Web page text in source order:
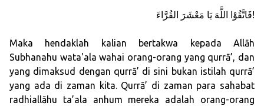
فَاتَّقُوْا اللَّهَ يَا مَعْشَرَ القُرَّاءَ!
Maka hendaklah kalian bertakwa kepada Allāh
Subhanahu wata'ala wahai orang-orang yang qurrā’, dan
yang dimaksud dengan qurrā’ di sini bukan istilah qurrā’
yang ada di zaman kita. Qurrā’ di zaman para sahabat
radhiallāhu ta’ala anhum mereka adalah orang-orang